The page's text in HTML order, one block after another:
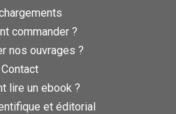
commander ?
nos ouvrages ?
Contact
lire un ebook ?
et éditorial